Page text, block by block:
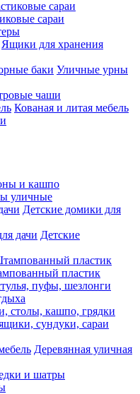
сараи
Ящики для хранения
Уличные урны
чаши
Кованая и литая мебель
и кашпо
уличные
Детские домики для
Детские
пластик
пуфы, шезлонги
столы, кашпо, грядки
сундуки, сараи
Деревянная уличная
и шатры